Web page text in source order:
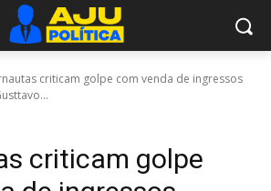
criticam golpe com venda de ingressos
criticam golpe